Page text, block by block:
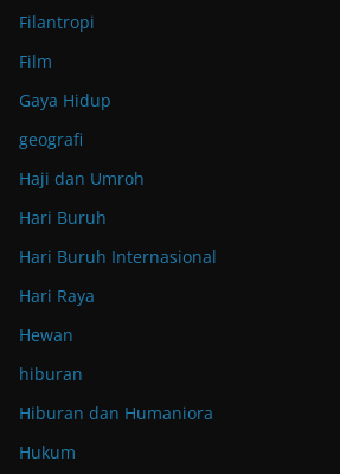
Filantropi
Film
Gaya Hidup
geografi
Haji dan Umroh
Hari Buruh
Hari Buruh Internasional
Hari Raya
Hewan
hiburan
Hiburan dan Humaniora
Hukum